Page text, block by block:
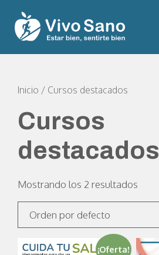
Inicio / Cursos destacados
Cursos
destacados
Mostrando los 2 resultados
¡Oferta!